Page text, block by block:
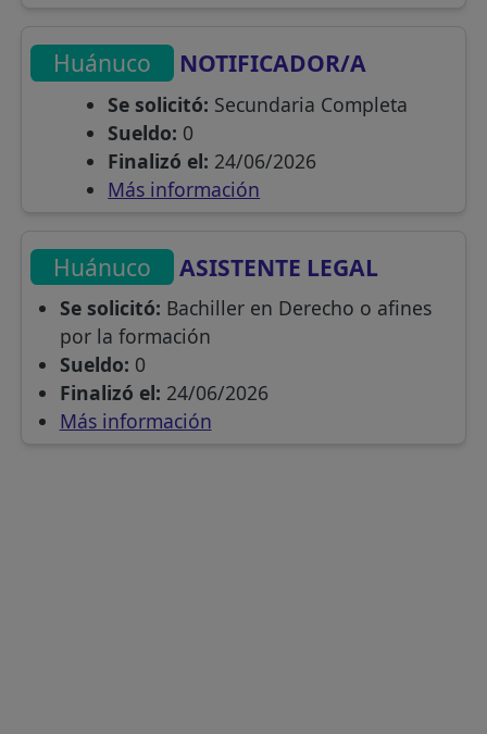
Huánuco NOTIFICADOR/A
Se solicitó: Secundaria Completa
Sueldo: 0
Finalizó el: 24/06/2026
Más información
Huánuco ASISTENTE LEGAL
Se solicitó: Bachiller en Derecho o afines
por la formación
Sueldo: 0
Finalizó el: 24/06/2026
Más información